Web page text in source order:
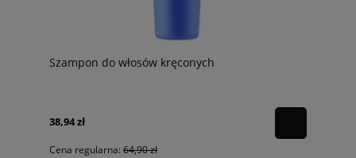
Szampon do włosów kręconych
38,94 zł
Cena regularna: 64,90 zł